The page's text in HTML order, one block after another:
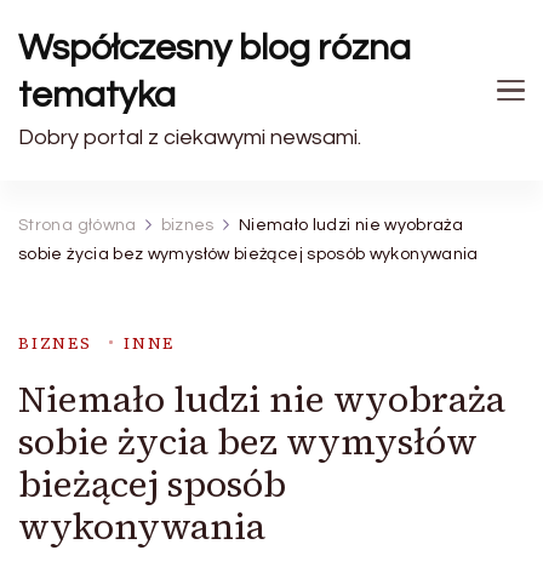
Współczesny blog rózna
tematyka
Dobry portal z ciekawymi newsami.
Strona główna biznes
Niemało ludzi nie wyobraża
sobie życia bez wymysłów bieżącej sposób wykonywania
BIZNES INNE
Niemało ludzi nie wyobraża
sobie życia bez wymysłów
bieżącej sposób
wykonywania